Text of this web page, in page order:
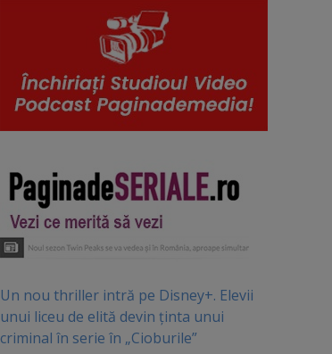
Un nou thriller intră pe Disney+. Elevii
unui liceu de elită devin ținta unui
criminal în serie în „Cioburile”